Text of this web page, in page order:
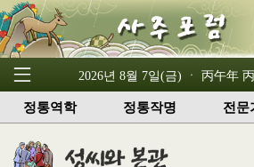
2026년 8월 7일(금) ㆍ 丙午年
정통역학 정통작명 전문